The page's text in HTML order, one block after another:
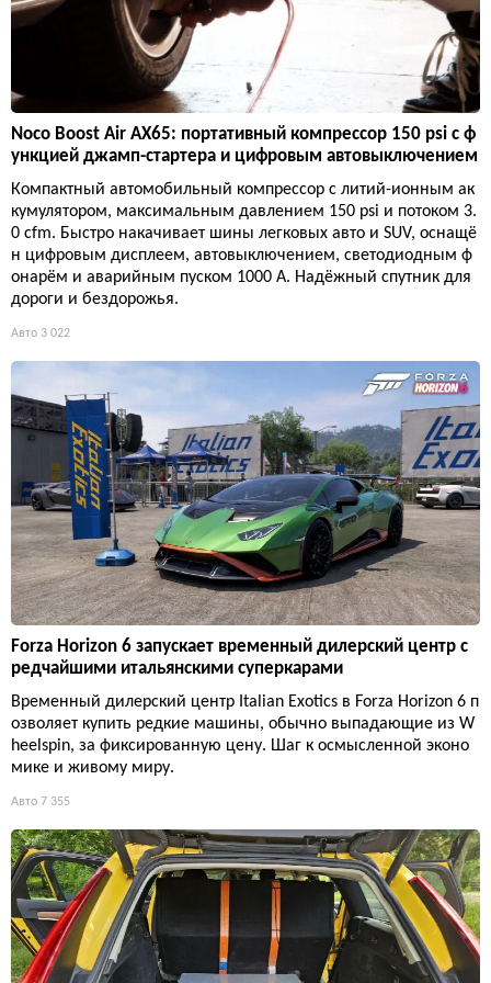
Noco Boost Air AX65: портативный компрессор 150 psi с ф
ункцией джамп-стартера и цифровым автовыключением
Компактный автомобильный компрессор с литий-ионным ак
кумулятором, максимальным давлением 150 psi и потоком 3.
0 cfm. Быстро накачивает шины легковых авто и SUV, оснащё
н цифровым дисплеем, автовыключением, светодиодным ф
онарём и аварийным пуском 1000 А. Надёжный спутник для
дороги и бездорожья.
Авто 3 022
Forza Horizon 6 запускает временный дилерский центр с
редчайшими итальянскими суперкарами
Временный дилерский центр Italian Exotics в Forza Horizon 6 п
озволяет купить редкие машины, обычно выпадающие из W
heelspin, за фиксированную цену. Шаг к осмысленной эконо
мике и живому миру.
Авто 7 355